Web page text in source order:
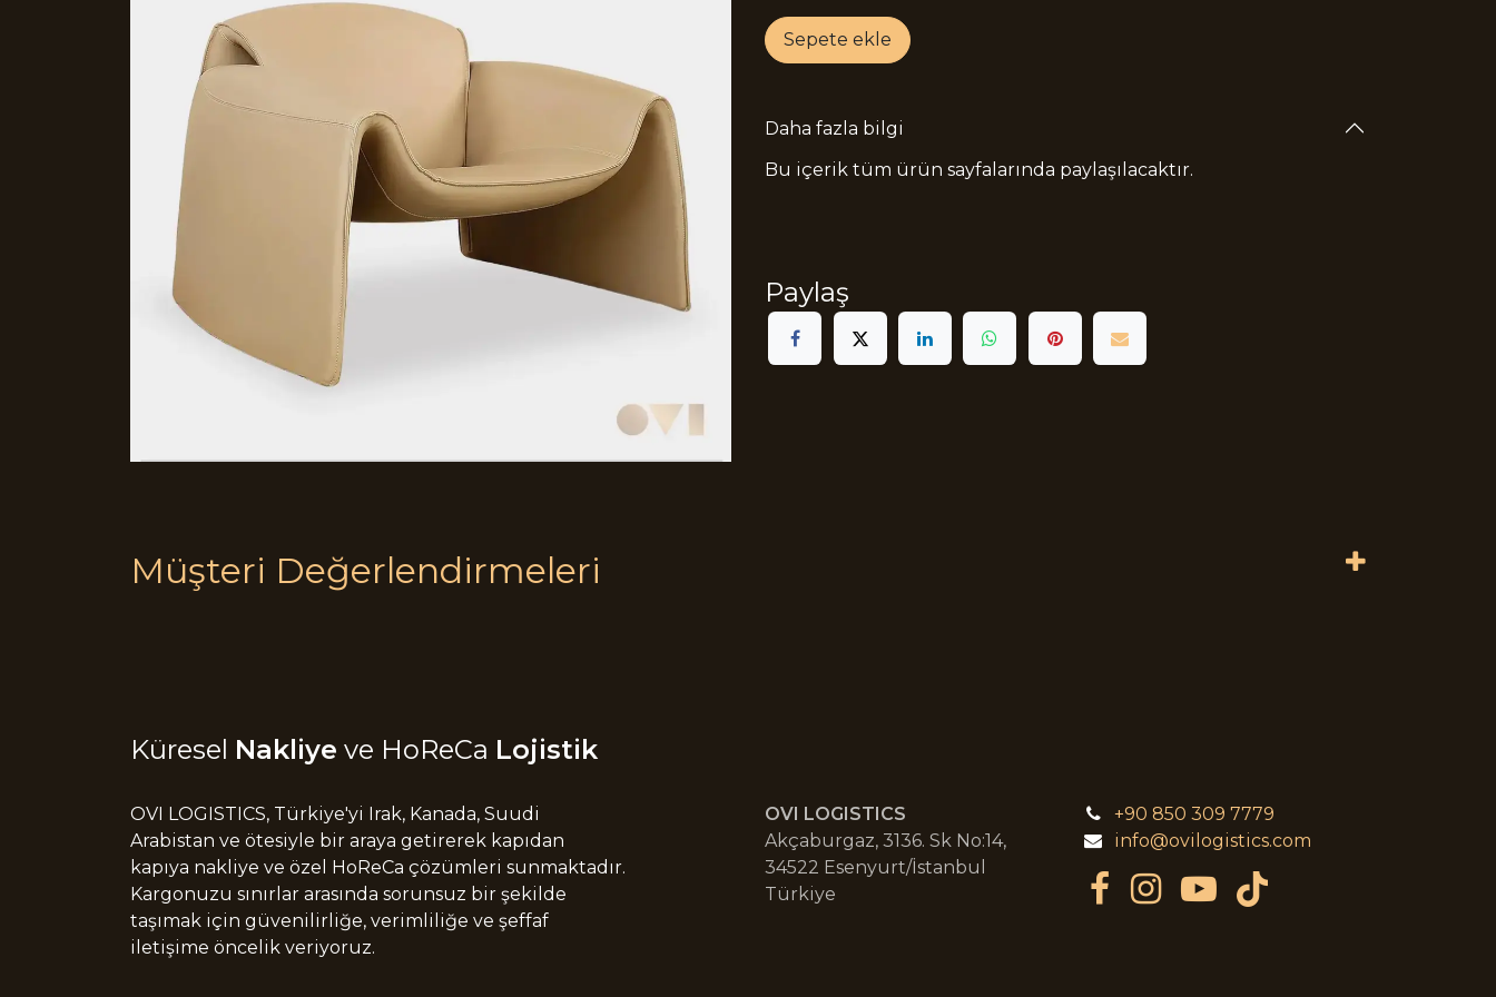
Sepete ekle
Daha fazla bilgi
Bu içerik tüm ürün sayfalarında paylaşılacaktır.
Paylaş
Müşteri Değerlendirmeleri
Küresel Nakliye ve HoReCa Lojistik
OVI LOGISTICS, Türkiye'yi Irak, Kanada, Suudi
Arabistan ve ötesiyle bir araya getirerek kapıdan
kapıya nakliye ve özel HoReCa çözümleri sunmaktadır.
Kargonuzu sınırlar arasında sorunsuz bir şekilde
taşımak için güvenilirliğe, verimliliğe ve şeffaf
iletişime öncelik veriyoruz.
OVI LOGISTICS
Akçaburgaz, 3136. Sk No:14,
34522 Esenyurt/İstanbul
Türkiye
+90 850 309 7779
info@ovilogistics.com